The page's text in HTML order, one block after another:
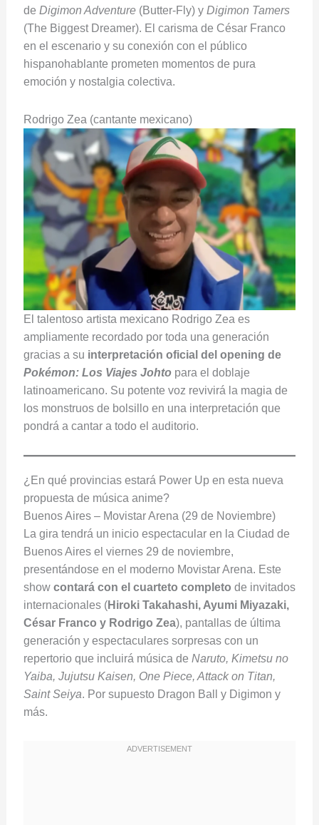
de Digimon Adventure(Butter-Fly) y Digimon Tamers
(The Biggest Dreamer). El carisma de César Franco
en el escenario y su conexión con el público
hispanohablante prometen momentos de pura
emoción y nostalgia colectiva.
Rodrigo Zea (cantante mexicano)
El talentoso artista mexicano Rodrigo Zea es
ampliamente recordado por toda una generación
gracias a su interpretación oficial del opening de
Pokémon: Los Viajes Johtopara el doblaje
latinoamericano. Su potente voz revivirá la magia de
los monstruos de bolsillo en una interpretación que
pondrá a cantar a todo el auditorio.
¿En qué provincias estará Power Up en esta nueva
propuesta de música anime?
Buenos Aires – Movistar Arena (29 de Noviembre)
La gira tendrá un inicio espectacular en la Ciudad de
Buenos Aires el viernes 29 de noviembre,
presentándose en el moderno Movistar Arena. Este
show contará con el cuarteto completo de invitados
internacionales (Hiroki Takahashi, Ayumi Miyazaki,
César Franco y Rodrigo Zea), pantallas de última
generación y espectaculares sorpresas con un
repertorio que incluirá música de Naruto, Kimetsu no
Yaiba, Jujutsu Kaisen, One Piece, Attack on Titan,
Saint Seiya. Por supuesto Dragon Ball y Digimon y
más.